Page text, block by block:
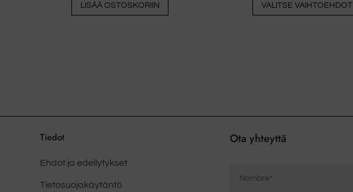
LISÄÄ OSTOSKORIIN VALITSE VAIHTOEHDOT
Tiedot
Ehdot ja edellytykset
Tietosuojakäytäntö
Ota yhteyttä